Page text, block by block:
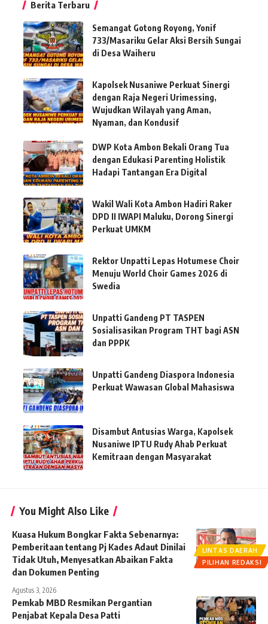
Berita Terbaru
Semangat Gotong Royong, Yonif
733/Masariku Gelar Aksi Bersih Sungai
di Desa Waiheru
Kapolsek Nusaniwe Perkuat Sinergi
dengan Raja Negeri Urimessing,
Wujudkan Wilayah yang Aman,
Nyaman, dan Kondusif
DWP Kota Ambon Bekali Orang Tua
dengan Edukasi Parenting Holistik
Hadapi Tantangan Era Digital
Wakil Wali Kota Ambon Hadiri Raker
DPD II IWAPI Maluku, Dorong Sinergi
Perkuat UMKM
Rektor Unpatti Lepas Hotumese Choir
Menuju World Choir Games 2026 di
Swedia
Unpatti Gandeng PT TASPEN
Sosialisasikan Program THT bagi ASN
dan PPPK
Unpatti Gandeng Diaspora Indonesia
Perkuat Wawasan Global Mahasiswa
Disambut Antusias Warga, Kapolsek
Nusaniwe IPTU Rudy Ahab Perkuat
Kemitraan dengan Masyarakat
You Might Also Like
LINTAS DAERAH
PILIHAN REDAKSI
Kuasa Hukum Bongkar Fakta Sebenarnya:
Pemberitaan tentang Pj Kades Adaut Dinilai
Tidak Utuh, Menyesatkan Abaikan Fakta
dan Dokumen Penting
Agustus 3, 2026
Pemkab MBD Resmikan Pergantian
Penjabat Kepala Desa Patti